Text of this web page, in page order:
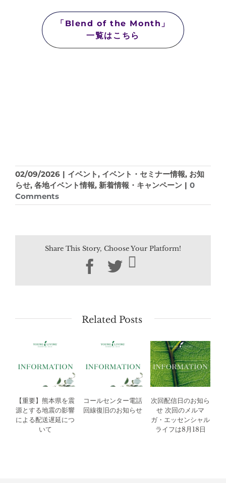
「Blend of the Month」
一覧はこちら
02/09/2026 | イベント, イベント・セミナー情報, お知
らせ, 各地イベント情報, 新着情報・キャンペーン | 0
Comments
Share This Story, Choose Your Platform!
Facebook
Twitter
Related Posts
【重要】熊本県を震
源とする地震の影響
による配送遅延につ
いて
コールセンター電話
回線復旧のお知らせ
次回配信日のお知ら
せ 次回のメルマ
ガ・エッセンシャル
ライフは8月18日